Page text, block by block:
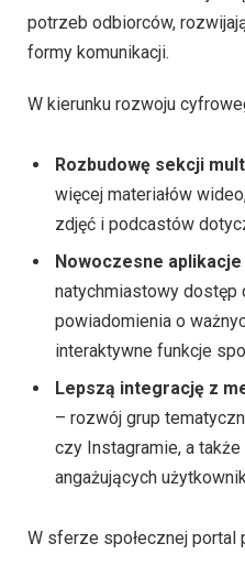
potrzeb odbiorców,
formy komunikacji.
W kierunku rozwoju
Rozbudowę sekcji
więcej materiałów
zdjęć i podcastów
Nowoczesne
natychmiastowy dostęp
powiadomienia o
interaktywne funkcje
Lepszą integrację z
– rozwój grup
czy Instagramie, a
angażujących
W sferze społecznej portal